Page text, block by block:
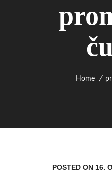
Home
POSTED ON 16.